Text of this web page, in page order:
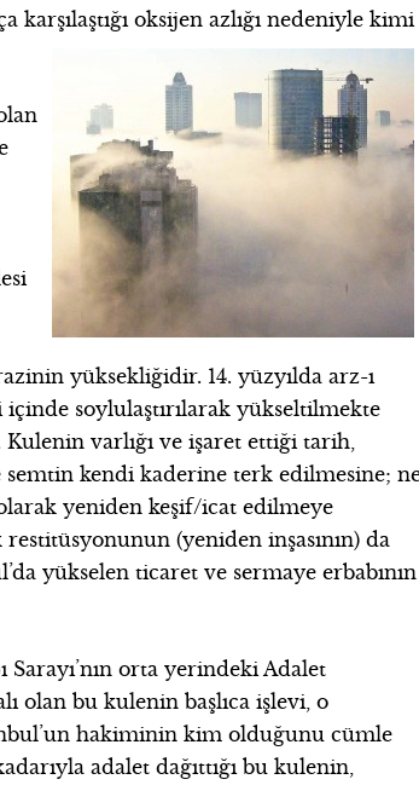
oksijen azlığı nedeniyle kimi
yüksekliğidir. 14. yüzyılda arz-ı
soylulaştırılarak yükseltilmekte
varlığı ve işaret ettiği tarih,
kendi kaderine terk edilmesine;
yeniden keşif/icat edilmeye
(yeniden inşasının) da
yükselen ticaret ve sermaye erbabının
Sarayı’nın orta yerindeki Adalet
olan bu kulenin başlıca işlevi, o
hakiminin kim olduğunu cümle
adalet dağıttığı bu kulenin,